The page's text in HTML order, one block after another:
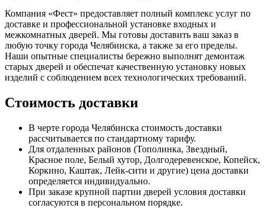
Компания «Фест» предоставляет полный комплекс услуг по
доставке и профессиональной установке входных и
межкомнатных дверей. Мы готовы доставить ваш заказ в
любую точку города Челябинска, а также за его пределы.
Наши опытные специалисты бережно выполнят демонтаж
старых дверей и обеспечат качественную установку новых
изделий с соблюдением всех технологических требований.
Стоимость доставки
В черте города Челябинска стоимость доставки
рассчитывается по стандартному тарифу.
Для отдаленных районов (Тополинка, Звездный,
Красное поле, Белый хутор, Долгодеревенское, Копейск,
Коркино, Каштак, Лейк-сити и другие) цена доставки
определяется индивидуально.
При заказе крупной партии дверей условия доставки
согласуются в персональном порядке.